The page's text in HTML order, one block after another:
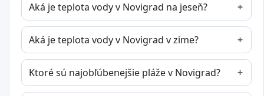
Aká je teplota vody v Novigrad na jeseň?
Aká je teplota vody v Novigrad v zime?
Ktoré sú najobľúbenejšie pláže v Novigrad?